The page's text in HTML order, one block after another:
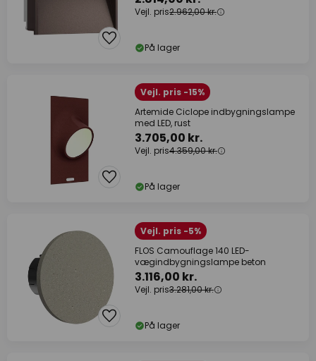
Vejl. pris2.962,00 kr.
På lager
Vejl. pris -15%
Artemide Ciclope indbygningslampe
med LED, rust
3.705,00 kr.
Vejl. pris4.359,00 kr.
På lager
Vejl. pris -5%
FLOS Camouflage 140 LED-
vægindbygningslampe beton
3.116,00 kr.
Vejl. pris3.281,00 kr.
På lager